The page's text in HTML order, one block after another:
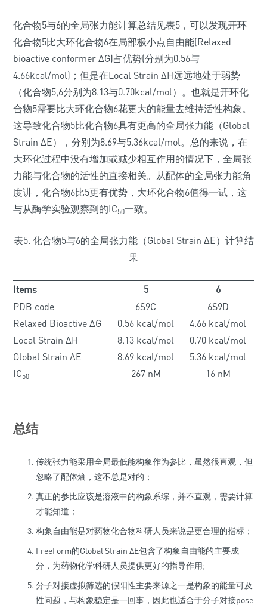
化合物5与6的全局张力能计算总结见表5，可以发现开环
化合物5比大环化合物6在局部极小点自由能(Relaxed
bioactive conformer ΔG)占优势(分别为0.56与
4.66kcal/mol)；但是在Local Strain ΔH远远地处于弱势
（化合物5,6分别为8.13与0.70kcal/mol）。也就是开环化
合物5需要比大环化合物6花更大的能量去维持活性构象。
这导致化合物5比化合物6具有更高的全局张力能（Global
Strain ΔE），分别为8.69与5.36kcal/mol。总的来说，在
大环化过程中没有增加或减少相互作用的情况下，全局张
力能与化合物的活性的直接相关。从配体的全局张力能角
度讲，化合物6比5更有优势，大环化合物6值得一试，这
与从酶学实验观察到的IC50一致。
表5. 化合物5与6的全局张力能（Global Strain ΔE）计算结
果
Items 5
6
PDB code
6S9C
6S9D
Relaxed Bioactive ΔG
0.56 kcal/mol
4.66 kcal/mol
Local Strain ΔH
8.13 kcal/mol
0.70 kcal/mol
Global Strain ΔE
8.69 kcal/mol
5.36 kcal/mol
IC50 267 nM 16 nM
总结
传统张力能采用全局最低能构象作为参比，虽然很直观，但
忽略了配体熵，这不总是对的；
真正的参比应该是溶液中的构象系综，并不直观，需要计算
才能知道；
构象自由能是对药物化合物科研人员来说是更合理的指标；
FreeForm的Global Strain ΔE包含了构象自由能的主要成
分，为药物化学科研人员提供更好的指导作用;
分子对接虚拟筛选的假阳性主要来源之一是构象的能量可及
性问题，与构象稳定是一回事，因此也适合于分子对接pose